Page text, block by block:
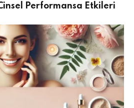
Performansa Etkileri